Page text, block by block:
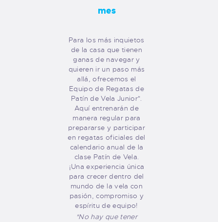
mes
Para los más inquietos
de la casa que tienen
ganas de navegar y
quieren ir un paso más
allá, ofrecemos el
Equipo de Regatas de
Patín de Vela Junior*.
Aquí entrenarán de
manera regular para
prepararse y participar
en regatas oficiales del
calendario anual de la
clase Patín de Vela.
¡Una experiencia única
para crecer dentro del
mundo de la vela con
pasión, compromiso y
espíritu de equipo!
*No hay que tener